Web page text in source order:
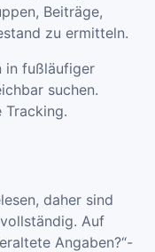
Beiträge,
zu ermitteln.
in fußläufiger
suchen.
Tracking.
daher sind
Auf
Angaben?“-